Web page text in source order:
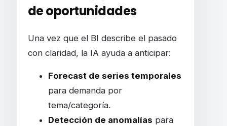
de oportunidades
Una vez que el BI describe el pasado
con claridad, la IA ayuda a anticipar:
Forecast de series temporales
para demanda por
tema/categoría.
Detección de anomalías para